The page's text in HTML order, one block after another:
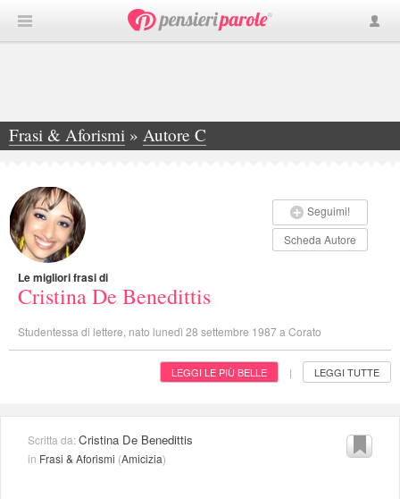
Frasi & Aforismi » Autore C
»Cristina De Benedittis
Seguimi!
Scheda Autore
Le migliori frasi di
Cristina De Benedittis
Studentessa di lettere, nato lunedì 28 settembre 1987 a Corato
LEGGI LE PIÙ BELLE | LEGGI TUTTE
Scritta da:Cristina De Benedittis
in Frasi & Aforismi (Amicizia)